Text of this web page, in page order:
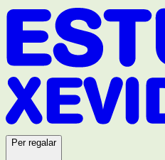
Per regalar